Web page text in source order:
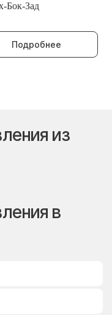
Бок-Зад
Подробнее
из
в